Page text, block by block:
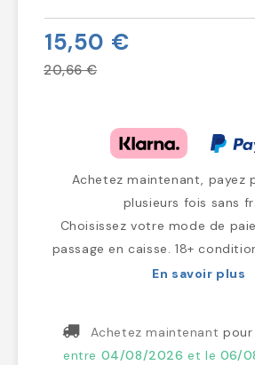
15,50 €
20,66 €
Achetez maintenant, payez
plusieurs fois sans
Choisissez votre mode de
passage en caisse. 18+
En savoir plus
Achetez maintenant pour
entre 04/08/2026 et le 06/